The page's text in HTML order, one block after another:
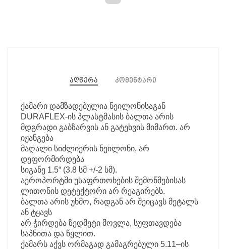
აღწერა კომენტარი
ქამარი დამზადებულია ნეილონისაგან
DURAFLEX-ის პლასტმასის ბალთა არის
მდგრადი გაბზარვის ან გატეხვის მიმართ. არ
იჟანგება
მაღალი სიძლიერის ნეილონი, არ
დეფორმირდება
სიგანე 1.5“ (3.8 სმ +/-2 სმ).
აეროპორტში უსაფრთოხების შემოწმებისას
ლითონის დეტექტორი არ რეაგირებს.
ბალთა არის უხმო, რადგან არ შეიცავს მეტალს
ან ტყავს
არ ჭირდება ზედმეტი მოვლა, სუფთავდება
საპნითა და წყლით.
ქამარს აქვს ორმაგად გამაგრებული 5.11–ის